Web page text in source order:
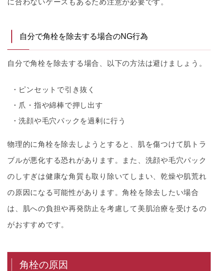
に合わないケースもあるため注意が必要です。
自分で角栓を除去する場合のNG行為
自分で角栓を除去する場合、以下の方法は避けましょう。
ピンセットで引き抜く
爪・指や綿棒で押し出す
洗顔や毛穴パックを過剰に行う
物理的に角栓を除去しようとすると、肌を傷つけて肌トラ
ブルが悪化する恐れがあります。また、洗顔や毛穴パック
のしすぎは健康な角質も取り除いてしまい、乾燥や肌荒れ
の原因になる可能性があります。角栓を除去したい場合
は、肌への負担や再発防止を考慮して美肌治療を受けるの
がおすすめです。
角栓の原因